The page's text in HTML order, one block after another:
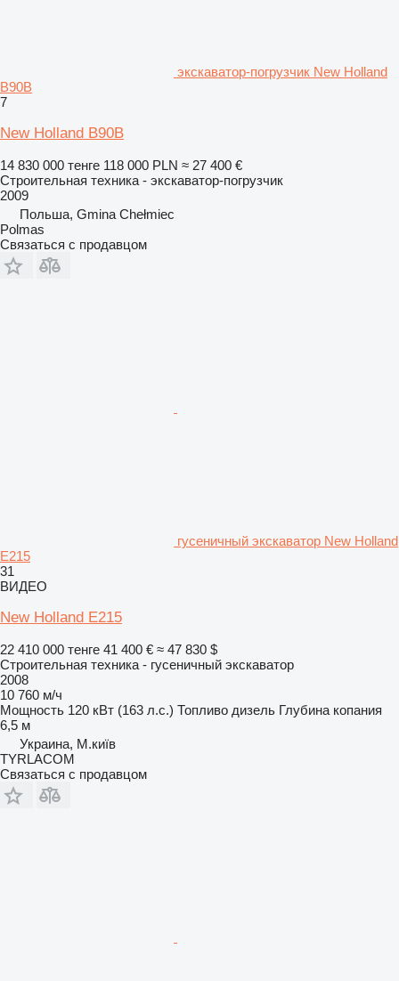
экскаватор-погрузчик New Holland
B90B
7
New Holland B90B
14 830 000 тенге 118 000 PLN ≈ 27 400 €
Строительная техника - экскаватор-погрузчик
2009
Польша, Gmina Chełmiec
Polmas
Связаться с продавцом
гусеничный экскаватор New Holland
E215
31
ВИДЕО
New Holland E215
22 410 000 тенге 41 400 € ≈ 47 830 $
Строительная техника - гусеничный экскаватор
2008
10 760 м/ч
Мощность 120 кВт (163 л.с.) Топливо дизель Глубина копания
6,5 м
Украина, М.київ
TYRLACOM
Связаться с продавцом